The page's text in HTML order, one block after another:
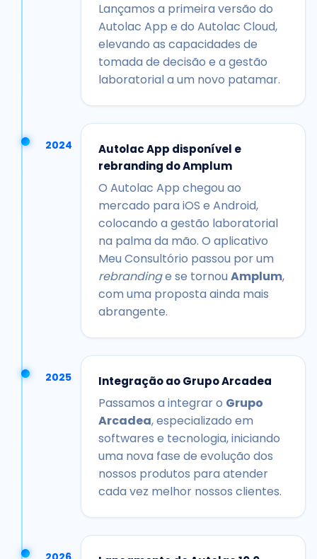
Lançamos a primeira versão do
Autolac App e do Autolac Cloud,
elevando as capacidades de
tomada de decisão e a gestão
laboratorial a um novo patamar.
2024
Autolac App disponível e
rebranding do Amplum
O Autolac App chegou ao
mercado para iOS e Android,
colocando a gestão laboratorial
na palma da mão. O aplicativo
Meu Consultório passou por um
rebrandinge se tornou Amplum,
com uma proposta ainda mais
abrangente.
2025 Integração ao Grupo Arcadea
Passamos a integrar o Grupo
Arcadea, especializado em
softwares e tecnologia, iniciando
uma nova fase de evolução dos
nossos produtos para atender
cada vez melhor nossos clientes.